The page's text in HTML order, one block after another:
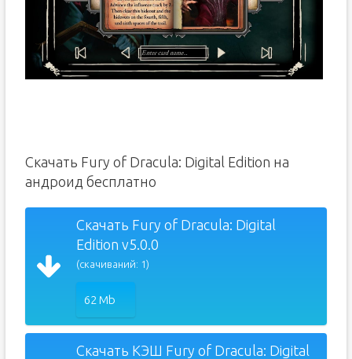
Скачать Fury of Dracula: Digital Edition на
андроид бесплатно
Скачать Fury of Dracula: Digital
Edition v5.0.0
(скачиваний: 1)
62 Mb
Скачать КЭШ Fury of Dracula: Digital